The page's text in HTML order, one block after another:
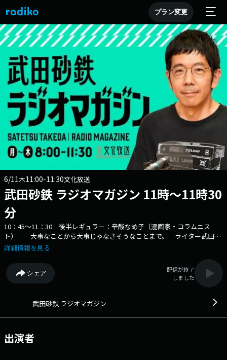
プラン変更
6/11木11:00-11:30文化放送
武田砂鉄 ラジオマガジン 11時～11時30
分
10：45～11：30 後半レギュラー：辛酸なめ子（漫画家・コラムニス
ト） 大事なことから大事じゃなさそうなことまで。 ライター武田砂
鉄が"あなたの耳の渇きを潤す"生放送 X：rm_joqr Xハッシュタグ：
https://form.joqr.co.jp/@rm916 X（旧Twitter）ハッシュタグは「#ラ
ジオマガジン」 X（旧Twitter）ページは
「https://x.com/rm_joqr」 政治、経済、芸能、カルチャー… 大
なたの耳の渇きを潤す”3時間半の生ワイド番組 文化放送公式X（旧
「https://www.facebook.com/1134joqr」 文化放送公式LINEは
「@joqr_916」
詳細情報を見る
シェア
配信が終了
しました
武田砂鉄 ラジオマガジン
出演者